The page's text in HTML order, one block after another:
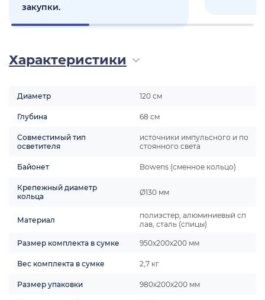
закупки.
Характеристики
Диаметр 120 см
Глубина 68 см
Совместимый тип
осветителя
источники импульсного и по
стоянного света
Байонет Bowens (сменное кольцо)
Крепежный диаметр
кольца
Ø130 мм
Материал
полиэстер, алюминиевый сп
лав, сталь (спицы)
Размер комплекта в сумке 950х200х200 мм
Вес комплекта в сумке 2,7 кг
Размер упаковки 980х200х200 мм